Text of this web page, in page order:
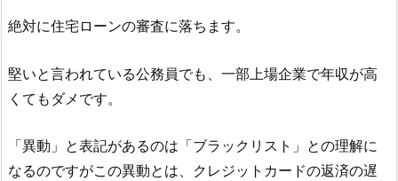
絶対に住宅ローンの審査に落ちます。
堅いと言われている公務員でも、一部上場企業で年収が高
くてもダメです。
「異動」と表記があるのは「ブラックリスト」との理解に
なるのですがこの異動とは、クレジットカードの返済の遅